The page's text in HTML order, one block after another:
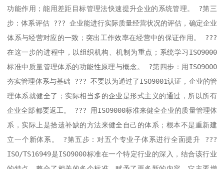
功能作用；能用差距目标管理法快速提升企业的系统管理。 ?第三
步：体系评估 ??? 企业能进行实际质量经营状况的评估，确定企业
体系与经营对应的一致；突出工作效率在经营中的保证作用。 ???
在这一步的进程中，以组织机构、机制为重点；系统学习ISO9000
标准中质量管理体系的功能性原理与概念。 ?第四步：用ISO9000
夯实管理体系与基础 ??? 不要以为通过了ISO9001认证，企业的管
理体系就健全了；实际相当多的企业是形式主义的通过，所以所有
企业全部都要返工。 ??? 用ISO9000标准来健全企业的质量管理体
系，实际上是拾遗补缺的方法来健全自己的体系；根本不是重新建
立一个新体系。 ?第五步：对五个专业子体系进行全面提升 ???
ISO/TS16949是ISO9000标准在一个特定行业的深入，结合该行业